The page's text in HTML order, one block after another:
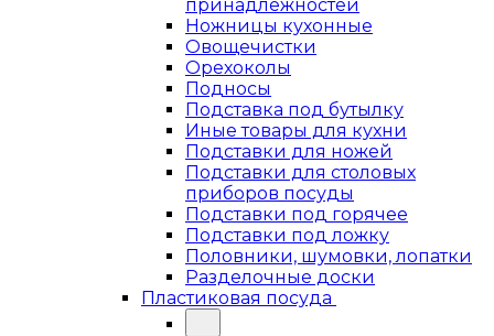
принадлежностей
Ножницы кухонные
Овощечистки
Орехоколы
Подносы
Подставка под бутылку
Иные товары для кухни
Подставки для ножей
Подставки для столовых
приборов посуды
Подставки под горячее
Подставки под ложку
Половники, шумовки, лопатки
Разделочные доски
Пластиковая посуда